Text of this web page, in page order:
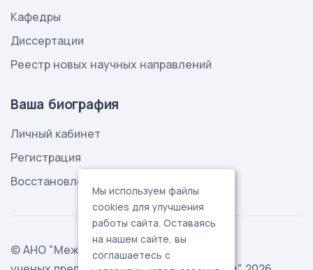
Кафедры
Диссертации
Реестр новых научных направлений
Ваша биография
Личный кабинет
Регистрация
Восстановление пароля
© АНО "Международная ассоциация
Мы используем файлы
cookies для улучшения
работы сайта. Оставаясь
на нашем сайте, вы
соглашаетесь с